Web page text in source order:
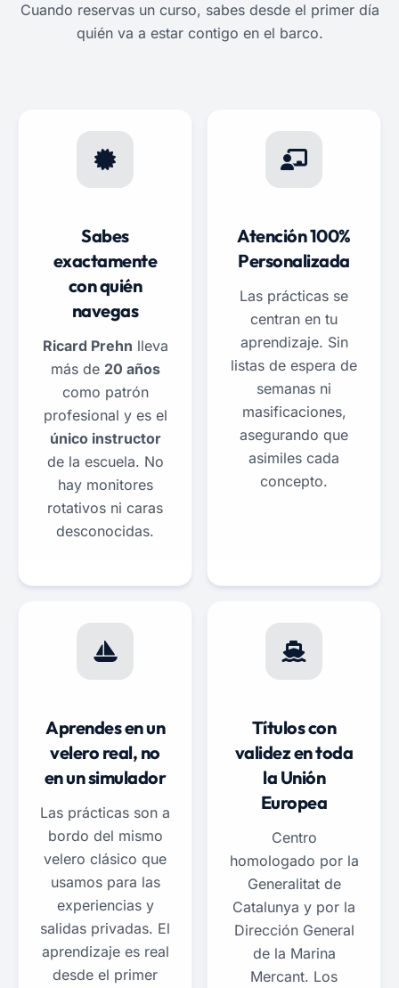
Cuando reservas un curso, sabes desde el primer día
quién va a estar contigo en el barco.
Sabes
exactamente
con quién
navegas
Ricard Prehn lleva
más de 20 años
como patrón
profesional y es el
único instructor
de la escuela. No
hay monitores
rotativos ni caras
desconocidas.
Atención 100%
Personalizada
Las prácticas se
centran en tu
aprendizaje. Sin
listas de espera de
semanas ni
masificaciones,
asegurando que
asimiles cada
concepto.
Aprendes en un
velero real, no
en un simulador
Las prácticas son a
bordo del mismo
velero clásico que
usamos para las
experiencias y
salidas privadas. El
aprendizaje es real
desde el primer
Títulos con
validez en toda
la Unión
Europea
Centro
homologado por la
Generalitat de
Catalunya y por la
Dirección General
de la Marina
Mercant. Los